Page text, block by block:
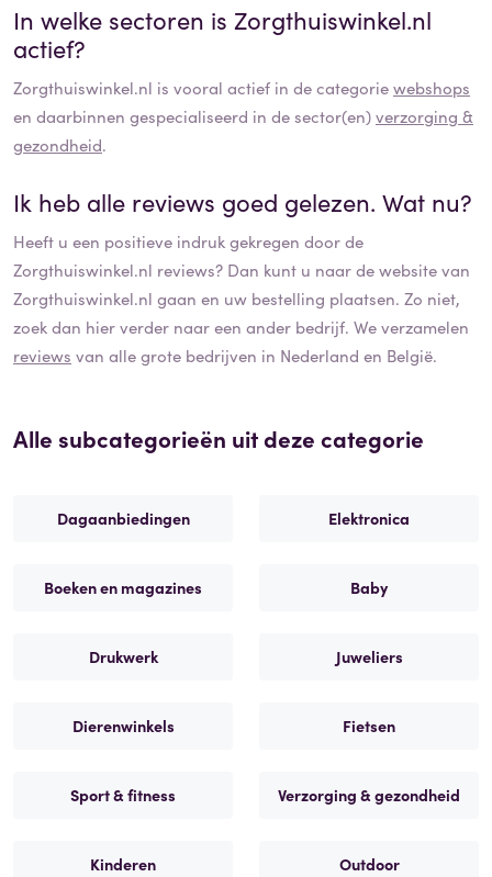
In welke sectoren is Zorgthuiswinkel.nl
actief?
Zorgthuiswinkel.nl is vooral actief in de categoriewebshops
en daarbinnen gespecialiseerd in de sector(en)verzorging &
gezondheid.
Ik heb alle reviews goed gelezen. Wat nu?
Heeft u een positieve indruk gekregen door de
Zorgthuiswinkel.nl reviews? Dan kunt u naar de website van
Zorgthuiswinkel.nl gaan en uw bestelling plaatsen. Zo niet,
zoek dan hier verder naar een ander bedrijf. We verzamelen
reviews van alle grote bedrijven in Nederland en België.
Alle subcategorieën uit deze categorie
Dagaanbiedingen Elektronica
Boeken en magazines Baby
Drukwerk Juweliers
Dierenwinkels Fietsen
Sport & fitness Verzorging & gezondheid
Kinderen Outdoor